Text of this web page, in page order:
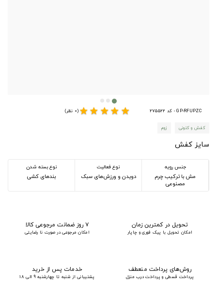
GP-RFUPZC - کد 275522 star
star
star
star
star(0 نظر)
کفش و کتونی زوم
سایز کفش
جنس رویه
مش با ترکیب چرم
مصنوعی
نوع فعالیت
دویدن و ورزش‌های سبک
نوع بسته شدن
بندهای کشی
تحویل در کمترین زمان
امکان تحویل با پیک فوری و چاپار
۷ روز ضمانت مرجوعی کالا
امکان مرجوعی در صورت نا رضایتی
روش‌های پرداخت منعطف
پرداخت قسطی و پرداخت درب منزل
خدمات پس از خرید
پشتیبانی از شنبه تا چهارشنبه 9 الی 18